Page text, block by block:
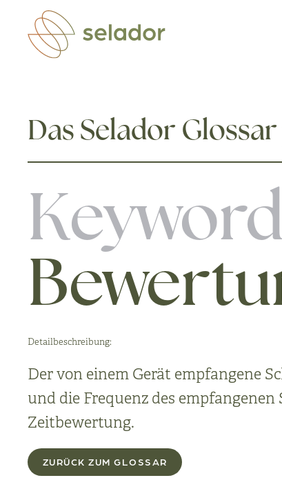
Zum Hauptinhalt springen
Das Selador
Detailbeschreibung:
Der von einem Gerät empfangene
und die Frequenz des
Zeitbewertung.
ZURÜCK ZUM GLOSSAR